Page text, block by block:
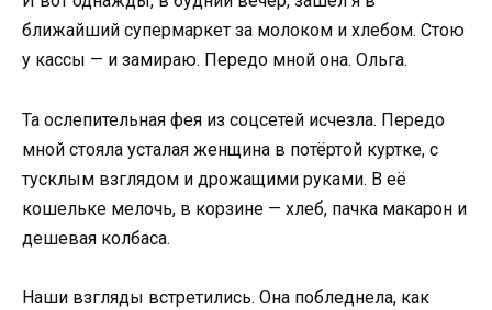
ближайший супермаркет за молоком и хлебом. Стою
у кассы — и замираю. Передо мной она. Ольга.
Та ослепительная фея из соцсетей исчезла. Передо
мной стояла усталая женщина в потёртой куртке, с
тусклым взглядом и дрожащими руками. В её
кошельке мелочь, в корзине — хлеб, пачка макарон и
дешевая колбаса.
Наши взгляды встретились. Она побледнела, как